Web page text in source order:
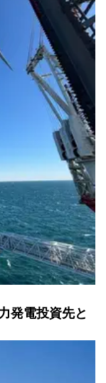
発電投資先と